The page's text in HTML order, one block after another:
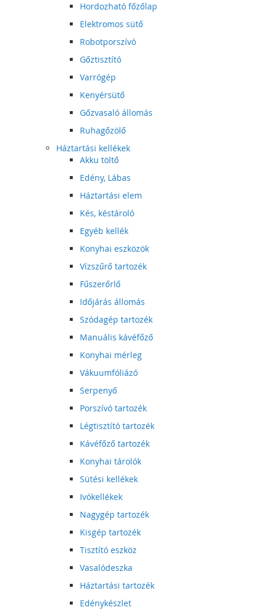
Hordozható főzőlap
Elektromos sütő
Robotporszívó
Gőztisztító
Varrógép
Kenyérsütő
Gőzvasaló állomás
Ruhagőzölő
Háztartási kellékek
Akku töltő
Edény, Lábas
Háztartási elem
Kés, késtároló
Egyéb kellék
Konyhai eszközök
Vízszűrő tartozék
Fűszerőrlő
Időjárás állomás
Szódagép tartozék
Manuális kávéfőző
Konyhai mérleg
Vákuumfóliázó
Serpenyő
Porszívó tartozék
Légtisztító tartozék
Kávéfőző tartozék
Konyhai tárolók
Sütési kellékek
Ivókellékek
Nagygép tartozék
Kisgép tartozék
Tisztító eszköz
Vasalódeszka
Háztartási tartozék
Edénykészlet